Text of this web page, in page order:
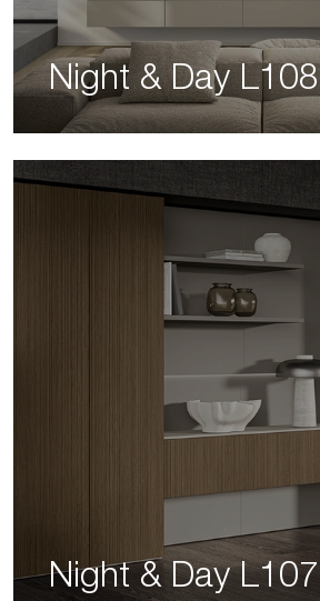
Night & Day L108
Night & Day L107